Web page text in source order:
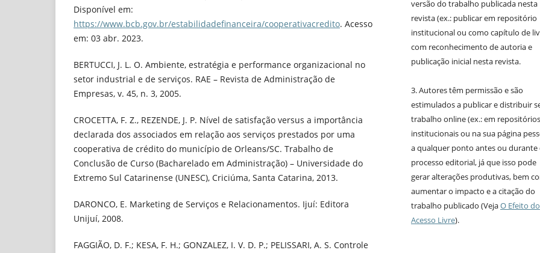
Disponível em:
https://www.bcb.gov.br/estabilidadefinanceira/cooperativacredito. Acesso
em: 03 abr. 2023.
BERTUCCI, J. L. O. Ambiente, estratégia e performance organizacional no
setor industrial e de serviços. RAE – Revista de Administração de
Empresas, v. 45, n. 3, 2005.
CROCETTA, F. Z., REZENDE, J. P. Nível de satisfação versus a importância
declarada dos associados em relação aos serviços prestados por uma
cooperativa de crédito do município de Orleans/SC. Trabalho de
Conclusão de Curso (Bacharelado em Administração) – Universidade do
Extremo Sul Catarinense (UNESC), Criciúma, Santa Catarina, 2013.
DARONCO, E. Marketing de Serviços e Relacionamentos. Ijuí: Editora
Unijuí, 2008.
FAGGIÃO, D. F.; KESA, F. H.; GONZALEZ, I. V. D. P.; PELISSARI, A. S. Controle
versão do trabalho publicada nesta
revista (ex.: publicar em repositório
institucional ou como capítulo de
com reconhecimento de autoria e
publicação inicial nesta revista.
3. Autores têm permissão e são
estimulados a publicar e distribuir
trabalho online (ex.: em repositórios
institucionais ou na sua página
a qualquer ponto antes ou durante
processo editorial, já que isso pode
gerar alterações produtivas, bem
aumentar o impacto e a citação do
trabalho publicado (VejaO Efeito do
Acesso Livre).